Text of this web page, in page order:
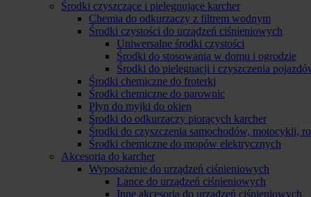
Środki czyszczące i pielęgnujące karcher
Chemia do odkurzaczy z filtrem wodnym
Środki czystości do urządzeń ciśnieniowych
Uniwersalne środki czystości
Środki do stosowania w domu i ogrodzie
Środki do pielęgnacji i czyszczenia
Środki chemiczne do froterki
Środki chemiczne do parownic
Płyn do myjki do okien
Środki do odkurzaczy piorących karcher
Środki do czyszczenia samochodów, motocykli,
Środki chemiczne do mopów elektrycznych
Akcesoria do karcher
Wyposażenie do urządzeń ciśnieniowych
Lance do urządzeń ciśnieniowych
Inne akcesoria do urządzeń ciśnieniowych